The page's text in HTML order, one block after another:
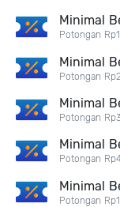
Minimal
Potongan
Minimal
Potongan
Minimal
Potongan
Minimal
Potongan
Minimal
Potongan